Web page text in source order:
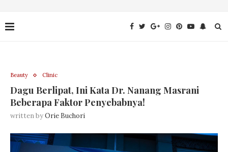
Beauty Clinic
Dagu Berlipat, Ini Kata Dr. Nanang Masrani
Beberapa Faktor Penyebabnya!
written byOrie Buchori